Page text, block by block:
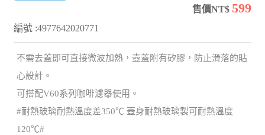
售價NT$ 599
編號 :4977642020771
不需去蓋即可直接微波加熱，壺蓋附有矽膠，防止滑落的貼
心設計。
可搭配V60系列咖啡濾器使用。
#耐熱玻璃耐熱溫度差350℃ 壺身耐熱玻璃製可耐熱溫度
120℃#